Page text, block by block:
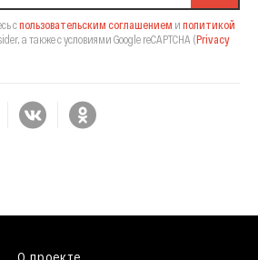
спользовательским соглашением и политикой
а также с условиями Google reCAPTCHA (Privacy
О проекте